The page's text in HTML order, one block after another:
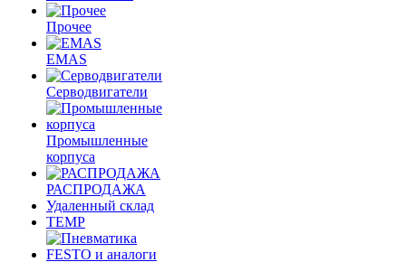
Прочее
EMAS
Cерводвигатели
Промышленные
корпуса
РАСПРОДАЖА
Удаленный склад
TEMP